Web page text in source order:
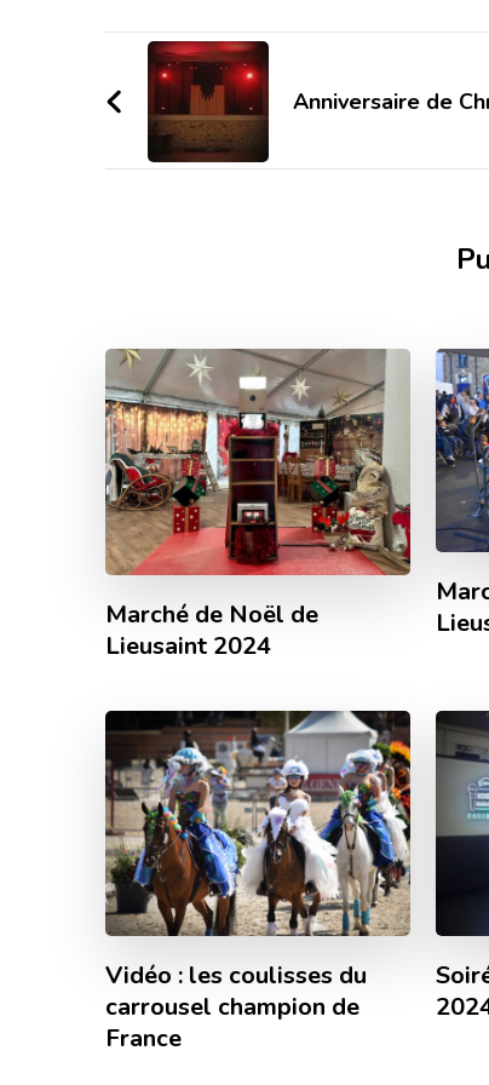
Navigation
d'article
Anniversaire de
Marché de Noël de
Lieusaint 2024
Vidéo : les coulisses du
carrousel champion de
France